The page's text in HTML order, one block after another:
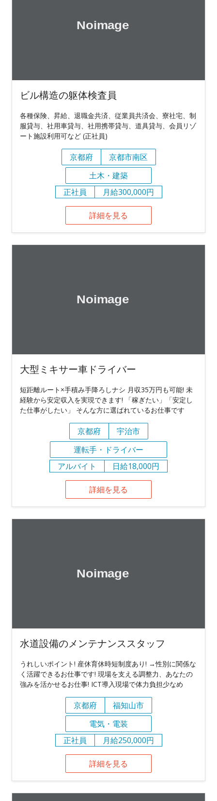
ビル構造の躯体検査員
各種保険、昇給、退職金共済、従業員共済会、寮社宅、制
服貸与、社用車貸与、社用携帯貸与、道具貸与、会員リゾ
ート施設利用可など (正社員)
京都府
京都市南区
土木・建築
正社員
月給300,000円
詳細を見る
大型ミキサー車ドライバー
短距離ルート×手積み手降ろしナシ 月収35万円も可能! 未
経験から安定収入を実現できます! 「稼ぎたい」「安定し
た仕事がしたい」 そんな方に選ばれているお仕事です
京都府
宇治市
運転手・ドライバー
アルバイト
日給18,000円
詳細を見る
水道設備のメンテナンススタッフ
うれしいポイント! 産休育休時短制度あり! →性別に関係な
く活躍できるお仕事です! 現場を支える調整力、あなたの
強みを活かせるお仕事! ICT導入現場で体力負担少なめ
京都府
福知山市
電気・電装
正社員
月給250,000円
詳細を見る